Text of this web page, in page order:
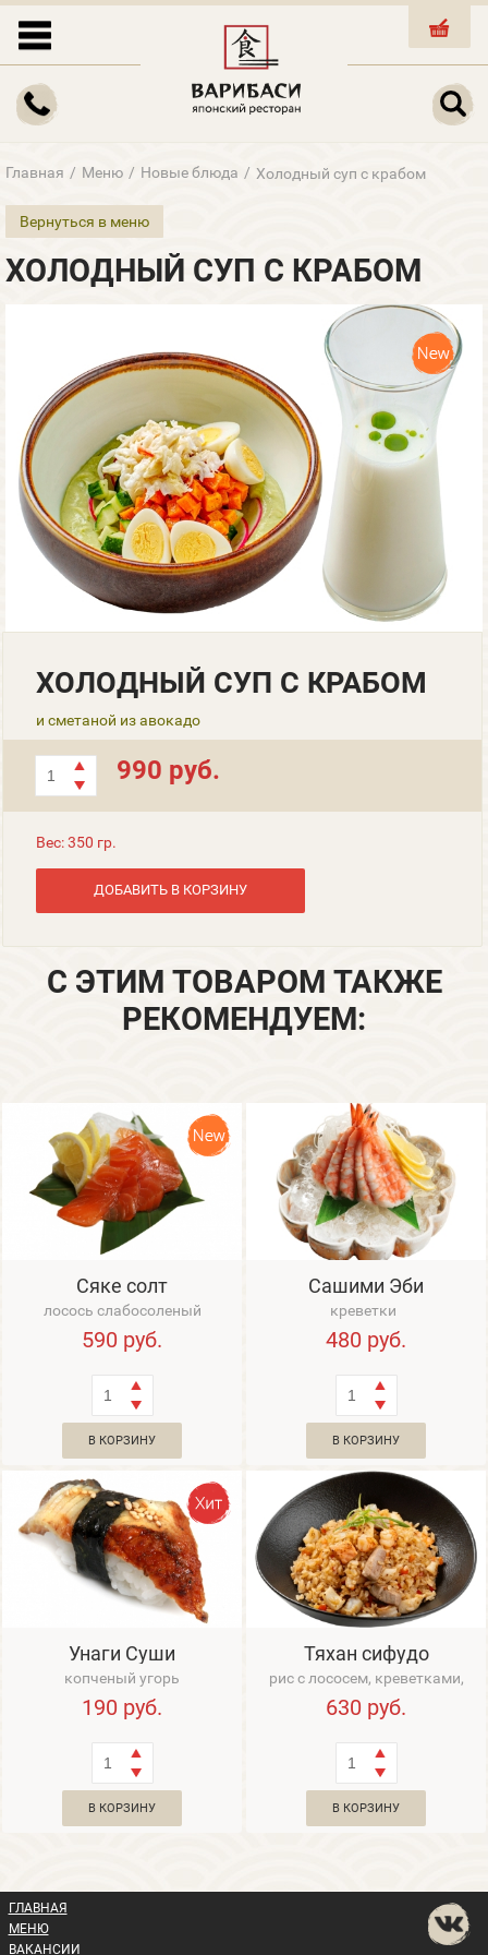
КОРЗИНА
Главная / Меню / Новые блюда / Холодный суп с крабом
Вернуться в меню
ХОЛОДНЫЙ СУП С КРАБОМ
ХОЛОДНЫЙ СУП С КРАБОМ
и сметаной из авокадо
990 руб.
Вес: 350 гр.
ДОБАВИТЬ В КОРЗИНУ
С ЭТИМ ТОВАРОМ ТАКЖЕ
РЕКОМЕНДУЕМ:
Сяке солт
лосось слабосоленый
590 руб.
В КОРЗИНУ
Сашими Эби
креветки
480 руб.
В КОРЗИНУ
Унаги Суши
копченый угорь
190 руб.
В КОРЗИНУ
Тяхан сифудо
рис с лососем, креветками,
тунцом, треской и кальмаром
630 руб.
В КОРЗИНУ
ГЛАВНАЯ
МЕНЮ
ВАКАНСИИ